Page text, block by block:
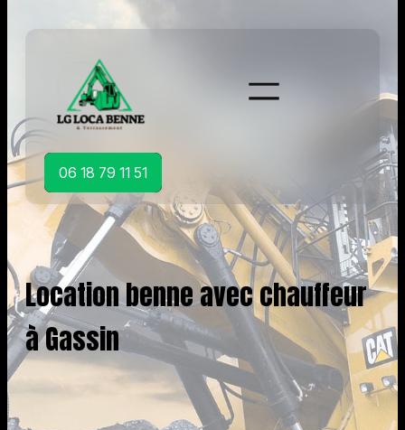
06 18 79 11 51
Location benne avec chauffeur
à Gassin